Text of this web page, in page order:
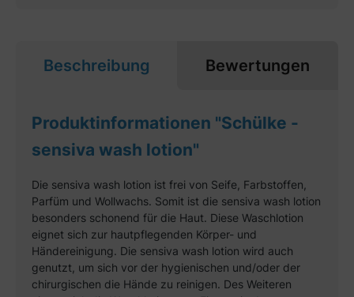
Beschreibung Bewertungen
Produktinformationen "Schülke -
sensiva wash lotion"
Die sensiva wash lotion ist frei von Seife, Farbstoffen,
Parfüm und Wollwachs. Somit ist die sensiva wash lotion
besonders schonend für die Haut. Diese Waschlotion
eignet sich zur hautpflegenden Körper- und
Händereinigung. Die sensiva wash lotion wird auch
genutzt, um sich vor der hygienischen und/oder der
chirurgischen die Hände zu reinigen. Des Weiteren